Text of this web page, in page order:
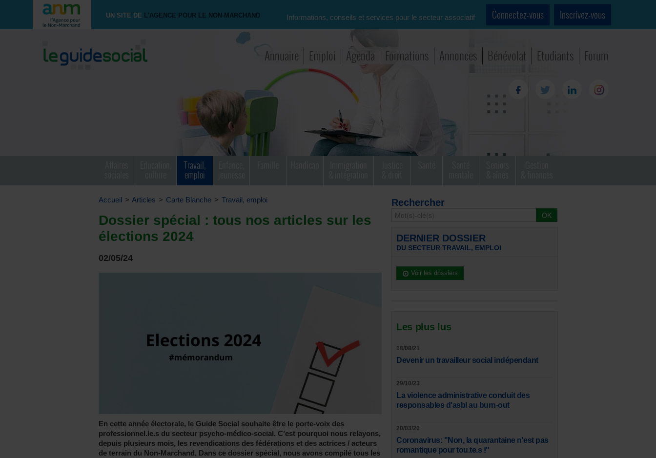
UN SITE DE L'AGENCE POUR LE NON-MARCHAND Informations, conseils et services pour le secteur associatif Connectez-vous Inscrivez-vous
Annuaire Emploi Agenda Formations Annonces Bénévolat Etudiants Forum
Travail,
emploi
Accueil > Articles > Carte Blanche > Travail, emploi
Dossier spécial : tous nos articles sur les
élections 2024
02/05/24
En cette année électorale, le Guide Social souhaite être le porte-voix des
professionnel.le.s du secteur psycho-médico-social. C’est pourquoi nous relayons,
depuis plusieurs mois, les revendications des fédérations et des actrices / acteurs
de terrain du Non-Marchand. Dans ce dossier spécial, nous avons compilé tous les
Rechercher
DERNIER DOSSIER
DU SECTEUR TRAVAIL, EMPLOI
Voir les dossiers
Les plus lus
18/08/21
Devenir un travailleur social indépendant
29/10/23
La violence administrative conduit des
responsables d'asbl au burn-out
20/03/20
Coronavirus: "Non, la quarantaine n'est pas
romantique pour tou.te.s !"